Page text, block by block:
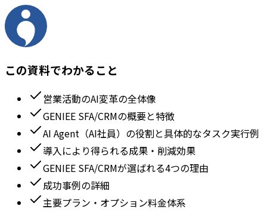
この資料でわかること
営業活動のAI変革の全体像
GENIEE SFA/CRMの概要と特徴
AI Agent（AI社員）の役割と具体的なタスク実行例
導入により得られる成果・削減効果
GENIEE SFA/CRMが選ばれる4つの理由
成功事例の詳細
主要プラン・オプション料金体系